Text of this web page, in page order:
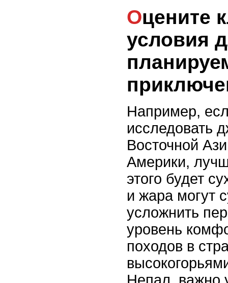
Оцените климатические
условия
Например,
исследовать
Восточной
Америки,
этого будет
и жара могут
усложнить
уровень
походов в